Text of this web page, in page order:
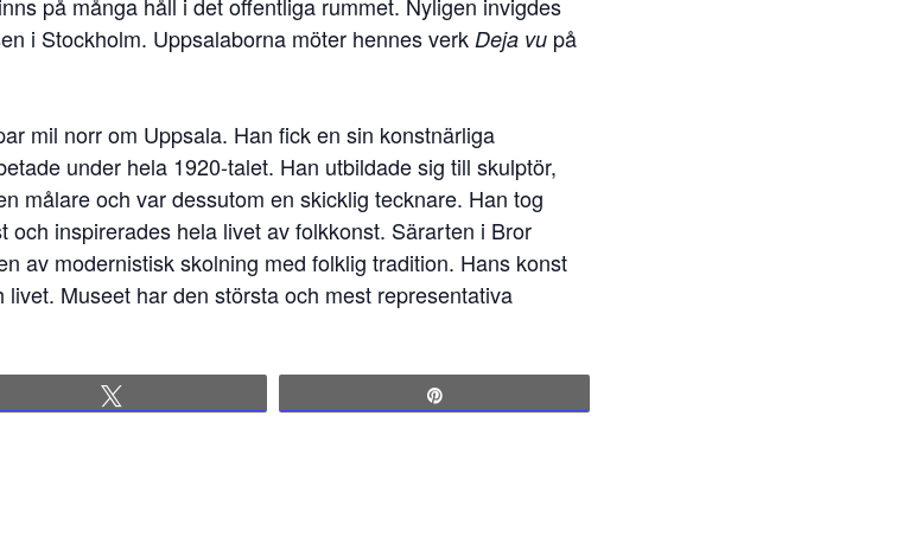
på många håll i det offentliga rummet. Nyligen invigdes
i Stockholm. Uppsalaborna möter hennes verk Deja vu på
mil norr om Uppsala. Han fick en sin konstnärliga
under hela 1920-talet. Han utbildade sig till skulptör,
målare och var dessutom en skicklig tecknare. Han tog
och inspirerades hela livet av folkkonst. Särarten i Bror
av modernistisk skolning med folklig tradition. Hans konst
Museet har den största och mest representativa